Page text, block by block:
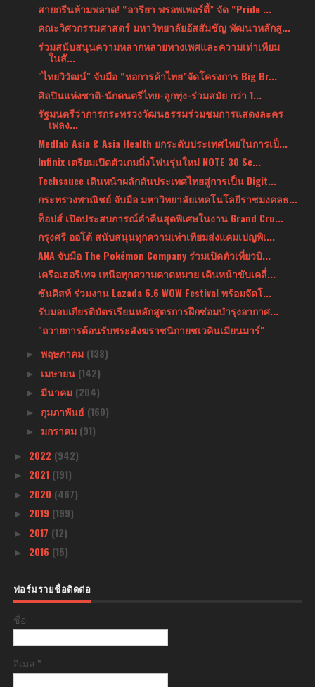
สายกรีนห้ามพลาด! “อารียา พรอพเพอร์ตี้” จัด “Pride ...
คณะวิศวกรรมศาสตร์ มหาวิทยาลัยอัสสัมชัญ พัฒนาหลักสู...
ร่วมสนับสนุนความหลากหลายทางเพศและความเท่าเทียม
ในสั...
"ไทยวิวัฒน์" จับมือ “หอการค้าไทย”จัดโครงการ Big Br...
ศิลปินแห่งชาติ-นักดนตรีไทย-ลูกทุ่ง-ร่วมสมัย กว่า 1...
รัฐมนตรีว่าการกระทรวงวัฒนธรรมร่วมชมการแสดงละคร
เพลง...
Medlab Asia & Asia Health ยกระดับประเทศไทยในการเป็...
Infinix เตรียมเปิดตัวเกมมิ่งโฟนรุ่นใหม่ NOTE 30 Se...
Techsauce เดินหน้าผลักดันประเทศไทยสู่การเป็น Digit...
กระทรวงพาณิชย์ จับมือ มหาวิทยาลัยเทคโนโลยีราชมงคลธ...
ท็อปส์ เปิดประสบการณ์ค่ำคืนสุดพิเศษในงาน Grand Cru...
กรุงศรี ออโต้ สนับสนุนทุกความเท่าเทียมส่งแคมเปญพิเ...
ANA จับมือ The Pokémon Company ร่วมเปิดตัวเที่ยวบิ...
เครือเฮอริเทจ เหนือทุกความคาดหมาย เดินหน้าขับเคลื่...
ซันคิสท์ ร่วมงาน Lazada 6.6 WOW Festival พร้อมจัดโ...
รับมอบเกียรติบัตรเรียนหลักสูตรการฝึกซ่อมบำรุงอากาศ...
"ถวายการต้อนรับพระสังฆราชนิกายชเวคินเมียนมาร์"
► พฤษภาคม (138)
► เมษายน (142)
► มีนาคม (204)
► กุมภาพันธ์ (160)
► มกราคม (91)
► 2022 (942)
► 2021 (191)
► 2020 (467)
► 2019 (199)
► 2017 (12)
► 2016 (15)
ฟอร์มรายชื่อติดต่อ
ชื่อ
อีเมล *